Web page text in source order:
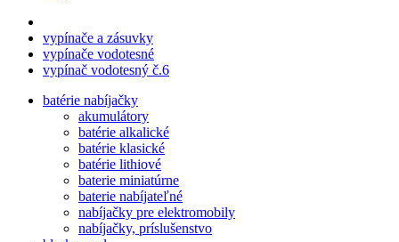
vypínače a zásuvky
vypínače vodotesné
vypínač vodotesný č.6
batérie nabíjačky
akumulátory
batérie alkalické
batérie klasické
batérie lithiové
baterie miniatúrne
baterie nabíjateľné
nabíjačky pre elektromobily
nabíjačky, príslušenstvo